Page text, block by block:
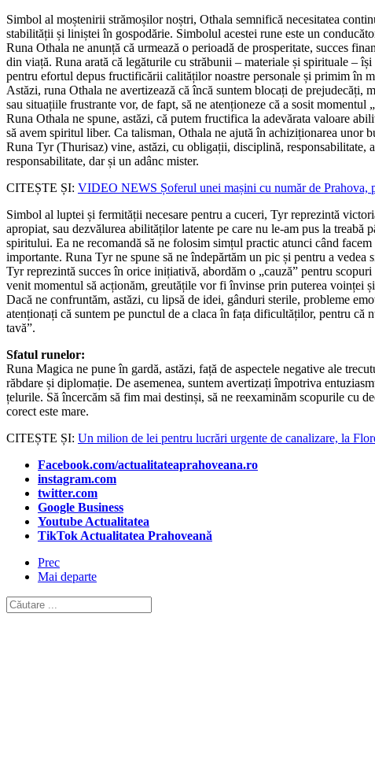
Simbol al moștenirii strămoșilor noștri, Othala semnifică necesitatea
stabilității și liniștei în gospodărie. Simbolul acestei rune este un
Runa Othala ne anunță că urmează o perioadă de prosperitate, succes
din viață. Runa arată că legăturile cu străbunii – materiale și spirituale –
pentru efortul depus fructificării calităților noastre personale și primim în
Astăzi, runa Othala ne avertizează că încă suntem blocați de prejudecăți,
sau situațiile frustrante vor, de fapt, să ne atenționeze că a sosit
Runa Othala ne spune, astăzi, că putem fructifica la adevărata valoare
să avem spiritul liber. Ca talisman, Othala ne ajută în achiziționarea
Runa Tyr (Thurisaz) vine, astăzi, cu obligații, disciplină,
responsabilitate, dar și un adânc mister.
CITEȘTE ȘI: VIDEO NEWS Șoferul unei mașini cu număr de Prahova,
Simbol al luptei și fermității necesare pentru a cuceri, Tyr reprezintă
apropiat, sau dezvălurea abilităților latente pe care nu le-am pus la
spiritului. Ea ne recomandă să ne folosim simțul practic atunci când
importante. Runa Tyr ne spune să ne îndepărtăm un pic și pentru a vedea
Tyr reprezintă succes în orice inițiativă, abordăm o „cauză” pentru
venit momentul să acționăm, greutățile vor fi învinse prin puterea voinței
Dacă ne confruntăm, astăzi, cu lipsă de idei, gânduri sterile, probleme
atenționați că suntem pe punctul de a claca în fața dificultăților, pentru
tavă”.
Sfatul runelor:
Runa Magica ne pune în gardă, astăzi, față de aspectele negative ale
răbdare și diplomație. De asemenea, suntem avertizați împotriva
țelurile. Să încercăm să fim mai destinși, să ne reexaminăm scopurile cu
corect este mare.
CITEȘTE ȘI: Un milion de lei pentru lucrări urgente de canalizare, la
Facebook.com/actualitateaprahoveana.ro
instagram.com
twitter.com
Google Business
Youtube Actualitatea
TikTok Actualitatea Prahoveană
Prec
Mai departe